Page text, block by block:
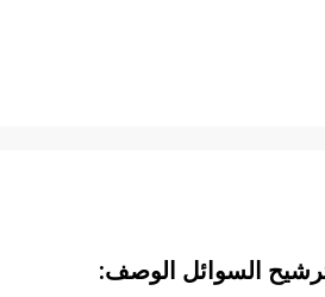
السوائل الوصف: